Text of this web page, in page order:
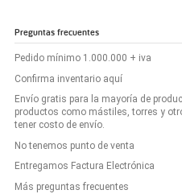
Preguntas frecuentes
Pedido mínimo 1.000.000 + iva
Confirma inventario aquí
Envío gratis para la mayoría de
productos como mástiles, torres y
tener costo de envío.
No tenemos punto de venta
Entregamos Factura Electrónica
Más preguntas frecuentes